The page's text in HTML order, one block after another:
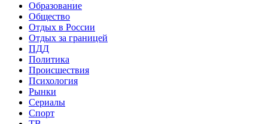
Образование
Общество
Отдых в России
Отдых за границей
ПДД
Политика
Происшествия
Психология
Рынки
Сериалы
Спорт